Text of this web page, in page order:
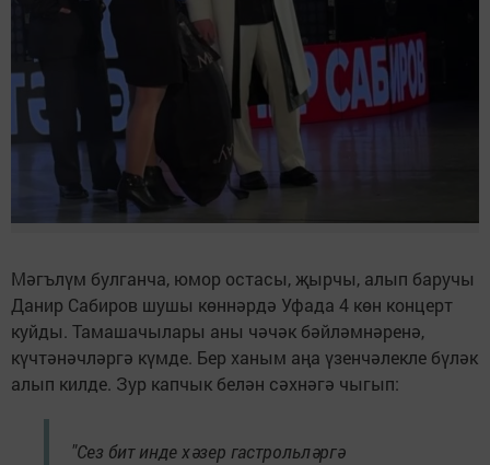
Мәгълүм булганча, юмор остасы, җырчы, алып баручы
Данир Сабиров шушы көннәрдә Уфада 4 көн концерт
куйды. Тамашачылары аны чәчәк бәйләмнәренә,
күчтәнәчләргә күмде. Бер ханым аңа үзенчәлекле бүләк
алып килде. Зур капчык белән сәхнәгә чыгып:
"Сез бит инде хәзер гастрольләргә